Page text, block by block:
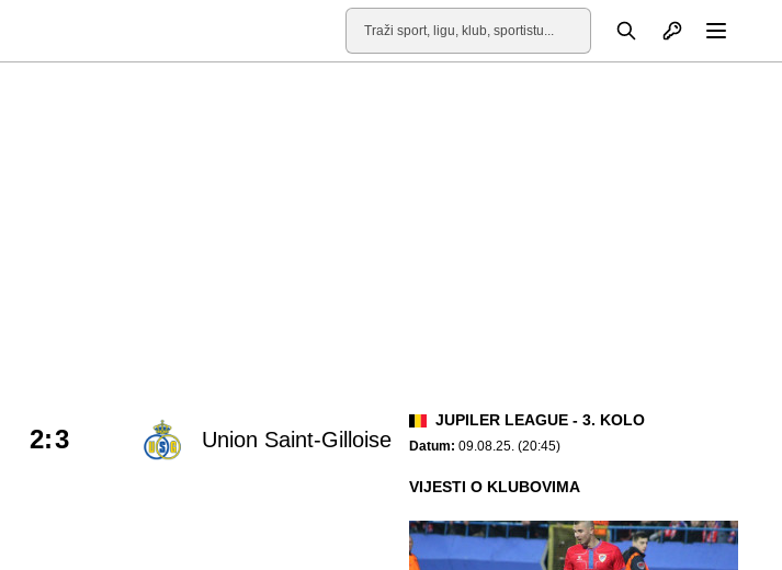
Pretraga Otvori profil
Union Saint-Gilloise
2:3
JUPILER LEAGUE - 3. KOLO
Datum: 09.08.25. (20:45)
VIJESTI O KLUBOVIMA